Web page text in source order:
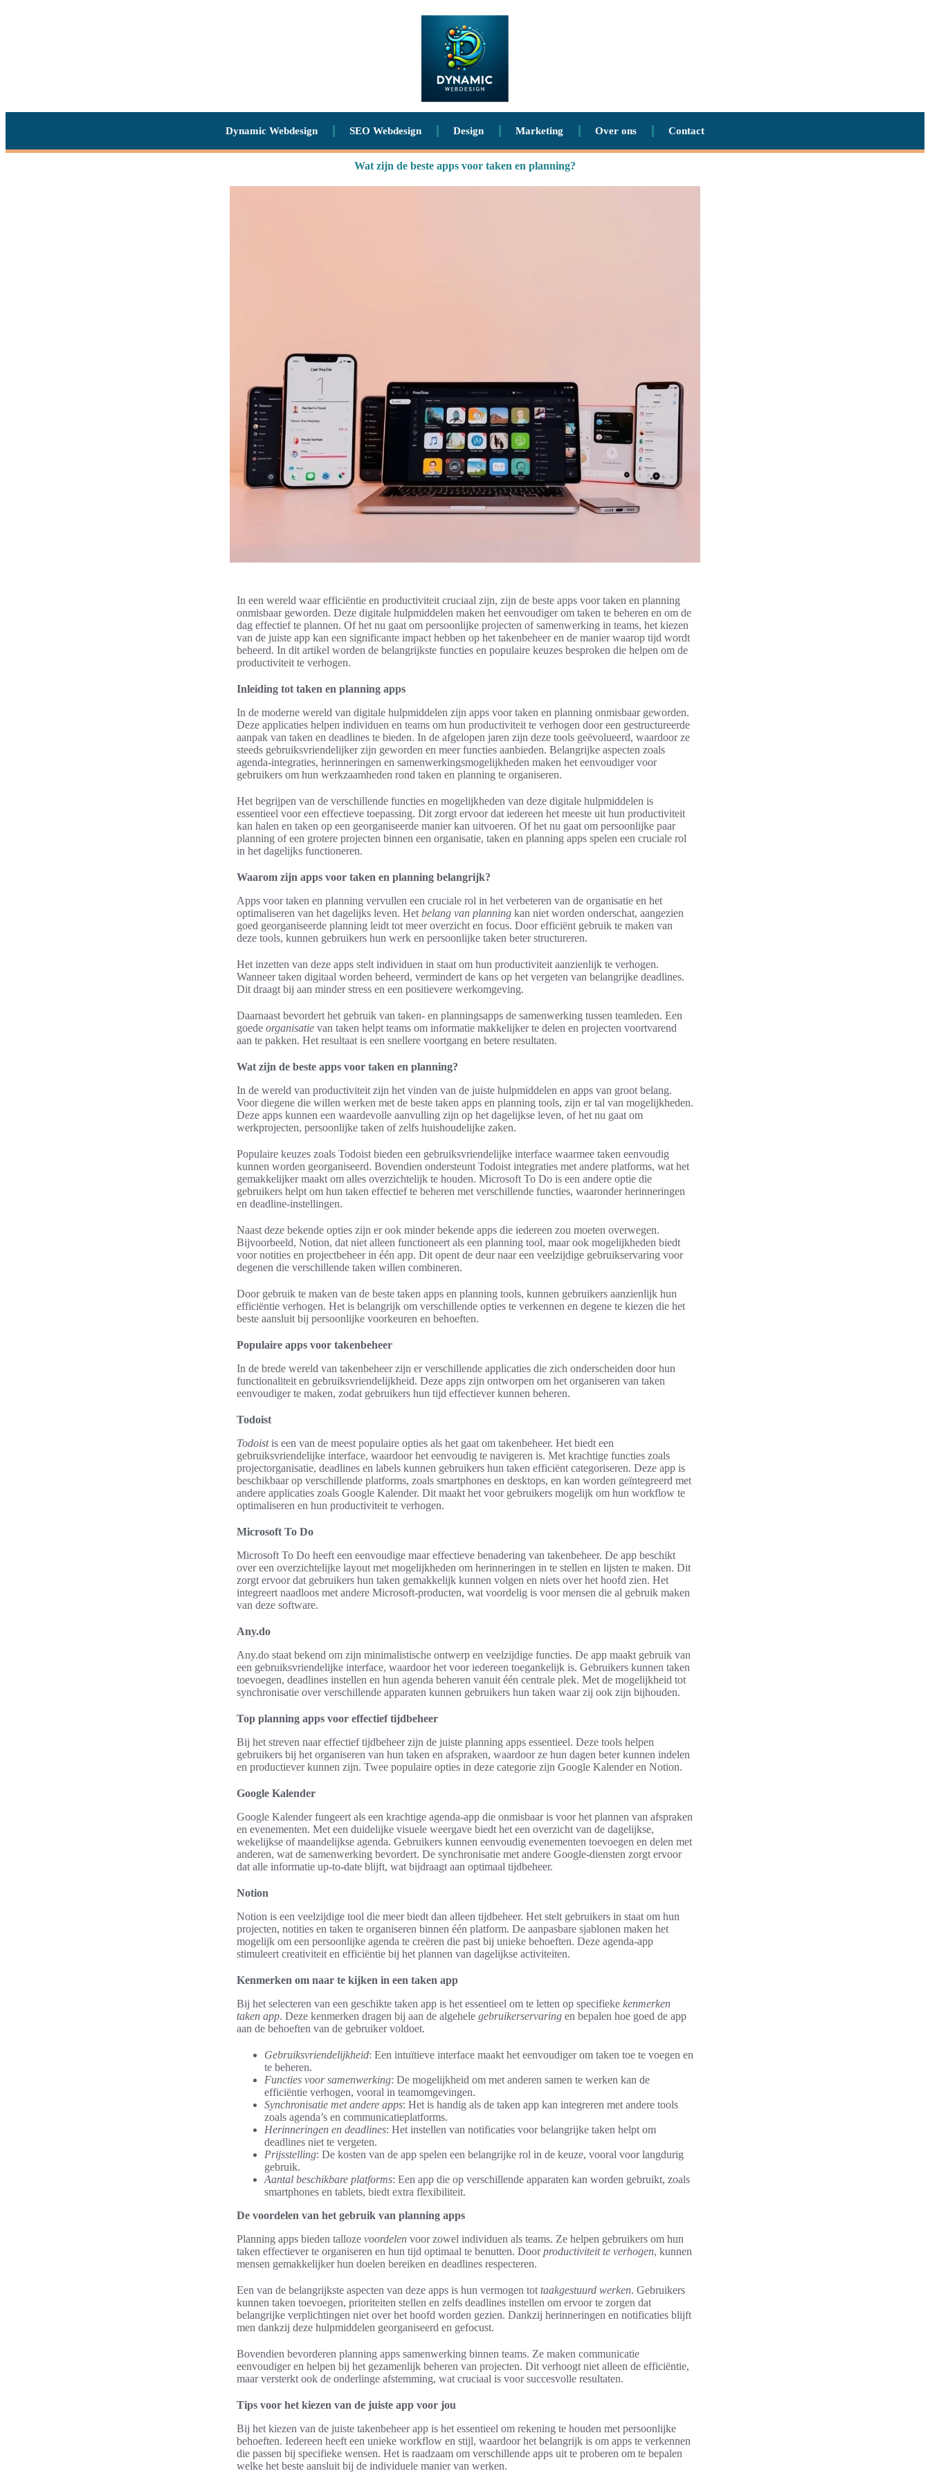
Dynamic Webdesign SEO Webdesign Design Marketing Over ons Contact
Wat zijn de beste apps voor taken en planning?
In een wereld waar efficiëntie en productiviteit cruciaal zijn, zijn de beste apps voor taken en planning
onmisbaar geworden. Deze digitale hulpmiddelen maken het eenvoudiger om taken te beheren en om de
dag effectief te plannen. Of het nu gaat om persoonlijke projecten of samenwerking in teams, het kiezen
van de juiste app kan een significante impact hebben op het takenbeheer en de manier waarop tijd wordt
beheerd. In dit artikel worden de belangrijkste functies en populaire keuzes besproken die helpen om de
productiviteit te verhogen.
Inleiding tot taken en planning apps
In de moderne wereld van digitale hulpmiddelen zijn apps voor taken en planning onmisbaar geworden.
Deze applicaties helpen individuen en teams om hun productiviteit te verhogen door een gestructureerde
aanpak van taken en deadlines te bieden. In de afgelopen jaren zijn deze tools geëvolueerd, waardoor ze
steeds gebruiksvriendelijker zijn geworden en meer functies aanbieden. Belangrijke aspecten zoals
agenda-integraties, herinneringen en samenwerkingsmogelijkheden maken het eenvoudiger voor
gebruikers om hun werkzaamheden rond taken en planning te organiseren.
Het begrijpen van de verschillende functies en mogelijkheden van deze digitale hulpmiddelen is
essentieel voor een effectieve toepassing. Dit zorgt ervoor dat iedereen het meeste uit hun productiviteit
kan halen en taken op een georganiseerde manier kan uitvoeren. Of het nu gaat om persoonlijke paar
planning of een grotere projecten binnen een organisatie, taken en planning apps spelen een cruciale rol
in het dagelijks functioneren.
Waarom zijn apps voor taken en planning belangrijk?
Apps voor taken en planning vervullen een cruciale rol in het verbeteren van de organisatie en het
optimaliseren van het dagelijks leven. Het belang van planning kan niet worden onderschat, aangezien
goed georganiseerde planning leidt tot meer overzicht en focus. Door efficiënt gebruik te maken van
deze tools, kunnen gebruikers hun werk en persoonlijke taken beter structureren.
Het inzetten van deze apps stelt individuen in staat om hun productiviteit aanzienlijk te verhogen.
Wanneer taken digitaal worden beheerd, vermindert de kans op het vergeten van belangrijke deadlines.
Dit draagt bij aan minder stress en een positievere werkomgeving.
Daarnaast bevordert het gebruik van taken- en planningsapps de samenwerking tussen teamleden. Een
goede organisatie van taken helpt teams om informatie makkelijker te delen en projecten voortvarend
aan te pakken. Het resultaat is een snellere voortgang en betere resultaten.
Wat zijn de beste apps voor taken en planning?
In de wereld van productiviteit zijn het vinden van de juiste hulpmiddelen en apps van groot belang.
Voor diegene die willen werken met de beste taken apps en planning tools, zijn er tal van mogelijkheden.
Deze apps kunnen een waardevolle aanvulling zijn op het dagelijkse leven, of het nu gaat om
werkprojecten, persoonlijke taken of zelfs huishoudelijke zaken.
Populaire keuzes zoals Todoist bieden een gebruiksvriendelijke interface waarmee taken eenvoudig
kunnen worden georganiseerd. Bovendien ondersteunt Todoist integraties met andere platforms, wat het
gemakkelijker maakt om alles overzichtelijk te houden. Microsoft To Do is een andere optie die
gebruikers helpt om hun taken effectief te beheren met verschillende functies, waaronder herinneringen
en deadline-instellingen.
Naast deze bekende opties zijn er ook minder bekende apps die iedereen zou moeten overwegen.
Bijvoorbeeld, Notion, dat niet alleen functioneert als een planning tool, maar ook mogelijkheden biedt
voor notities en projectbeheer in één app. Dit opent de deur naar een veelzijdige gebruikservaring voor
degenen die verschillende taken willen combineren.
Door gebruik te maken van de beste taken apps en planning tools, kunnen gebruikers aanzienlijk hun
efficiëntie verhogen. Het is belangrijk om verschillende opties te verkennen en degene te kiezen die het
beste aansluit bij persoonlijke voorkeuren en behoeften.
Populaire apps voor takenbeheer
In de brede wereld van takenbeheer zijn er verschillende applicaties die zich onderscheiden door hun
functionaliteit en gebruiksvriendelijkheid. Deze apps zijn ontworpen om het organiseren van taken
eenvoudiger te maken, zodat gebruikers hun tijd effectiever kunnen beheren.
Todoist
Todoistis een van de meest populaire opties als het gaat om takenbeheer. Het biedt een
gebruiksvriendelijke interface, waardoor het eenvoudig te navigeren is. Met krachtige functies zoals
projectorganisatie, deadlines en labels kunnen gebruikers hun taken efficiënt categoriseren. Deze app is
beschikbaar op verschillende platforms, zoals smartphones en desktops, en kan worden geïntegreerd met
andere applicaties zoals Google Kalender. Dit maakt het voor gebruikers mogelijk om hun workflow te
optimaliseren en hun productiviteit te verhogen.
Microsoft To Do
Microsoft To Do heeft een eenvoudige maar effectieve benadering van takenbeheer. De app beschikt
over een overzichtelijke layout met mogelijkheden om herinneringen in te stellen en lijsten te maken. Dit
zorgt ervoor dat gebruikers hun taken gemakkelijk kunnen volgen en niets over het hoofd zien. Het
integreert naadloos met andere Microsoft-producten, wat voordelig is voor mensen die al gebruik maken
van deze software.
Any.do
Any.do staat bekend om zijn minimalistische ontwerp en veelzijdige functies. De app maakt gebruik van
een gebruiksvriendelijke interface, waardoor het voor iedereen toegankelijk is. Gebruikers kunnen taken
toevoegen, deadlines instellen en hun agenda beheren vanuit één centrale plek. Met de mogelijkheid tot
synchronisatie over verschillende apparaten kunnen gebruikers hun taken waar zij ook zijn bijhouden.
Top planning apps voor effectief tijdbeheer
Bij het streven naar effectief tijdbeheer zijn de juiste planning apps essentieel. Deze tools helpen
gebruikers bij het organiseren van hun taken en afspraken, waardoor ze hun dagen beter kunnen indelen
en productiever kunnen zijn. Twee populaire opties in deze categorie zijn Google Kalender en Notion.
Google Kalender
Google Kalender fungeert als een krachtige agenda-app die onmisbaar is voor het plannen van afspraken
en evenementen. Met een duidelijke visuele weergave biedt het een overzicht van de dagelijkse,
wekelijkse of maandelijkse agenda. Gebruikers kunnen eenvoudig evenementen toevoegen en delen met
anderen, wat de samenwerking bevordert. De synchronisatie met andere Google-diensten zorgt ervoor
dat alle informatie up-to-date blijft, wat bijdraagt aan optimaal tijdbeheer.
Notion
Notion is een veelzijdige tool die meer biedt dan alleen tijdbeheer. Het stelt gebruikers in staat om hun
projecten, notities en taken te organiseren binnen één platform. De aanpasbare sjablonen maken het
mogelijk om een persoonlijke agenda te creëren die past bij unieke behoeften. Deze agenda-app
stimuleert creativiteit en efficiëntie bij het plannen van dagelijkse activiteiten.
Kenmerken om naar te kijken in een taken app
Bij het selecteren van een geschikte taken app is het essentieel om te letten op specifieke kenmerken
taken app. Deze kenmerken dragen bij aan de algehele gebruikerservaring en bepalen hoe goed de app
aan de behoeften van de gebruiker voldoet.
Gebruiksvriendelijkheid: Een intuïtieve interface maakt het eenvoudiger om taken toe te voegen en
te beheren.
Functies voor samenwerking: De mogelijkheid om met anderen samen te werken kan de
efficiëntie verhogen, vooral in teamomgevingen.
Synchronisatie met andere apps: Het is handig als de taken app kan integreren met andere tools
zoals agenda’s en communicatieplatforms.
Herinneringen en deadlines: Het instellen van notificaties voor belangrijke taken helpt om
deadlines niet te vergeten.
Prijsstelling: De kosten van de app spelen een belangrijke rol in de keuze, vooral voor langdurig
gebruik.
Aantal beschikbare platforms: Een app die op verschillende apparaten kan worden gebruikt, zoals
smartphones en tablets, biedt extra flexibiliteit.
De voordelen van het gebruik van planning apps
Planning apps bieden talloze voordelen voor zowel individuen als teams. Ze helpen gebruikers om hun
taken effectiever te organiseren en hun tijd optimaal te benutten. Doorproductiviteit te verhogen, kunnen
mensen gemakkelijker hun doelen bereiken en deadlines respecteren.
Een van de belangrijkste aspecten van deze apps is hun vermogen tot taakgestuurd werken. Gebruikers
kunnen taken toevoegen, prioriteiten stellen en zelfs deadlines instellen om ervoor te zorgen dat
belangrijke verplichtingen niet over het hoofd worden gezien. Dankzij herinneringen en notificaties blijft
men dankzij deze hulpmiddelen georganiseerd en gefocust.
Bovendien bevorderen planning apps samenwerking binnen teams. Ze maken communicatie
eenvoudiger en helpen bij het gezamenlijk beheren van projecten. Dit verhoogt niet alleen de efficiëntie,
maar versterkt ook de onderlinge afstemming, wat cruciaal is voor succesvolle resultaten.
Tips voor het kiezen van de juiste app voor jou
Bij het kiezen van de juiste takenbeheer app is het essentieel om rekening te houden met persoonlijke
behoeften. Iedereen heeft een unieke workflow en stijl, waardoor het belangrijk is om apps te verkennen
die passen bij specifieke wensen. Het is raadzaam om verschillende apps uit te proberen om te bepalen
welke het beste aansluit bij de individuele manier van werken.